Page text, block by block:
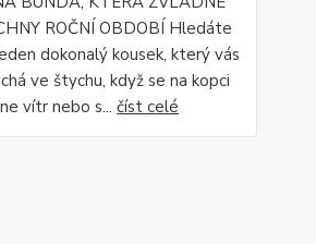
ROČNÍ OBDOBÍ Hledáte
dokonalý kousek, který vás
ve štychu, když se na kopci
vítr nebo s...číst celé